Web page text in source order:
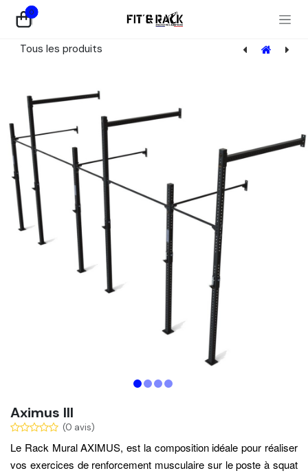
Se rendre au contenu
0
Tous les produits
Aximus III
(0 avis)
Le Rack Mural AXIMUS, est la composition idéale pour réaliser
vos exercices de renforcement musculaire sur le poste à squat